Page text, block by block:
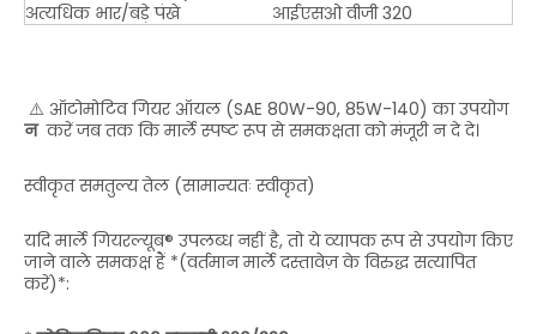
अत्यधिक भार/बड़े पंखे
आईएसओ वीजी 320
⚠️ ऑटोमोटिव गियर ऑयल (SAE 80W-90, 85W-140) का उपयोग
न करें जब तक कि मार्ले स्पष्ट रूप से समकक्षता को मंजूरी न दे दे।
स्वीकृत समतुल्य तेल (सामान्यतः स्वीकृत)
यदि मार्ले गियरल्यूब® उपलब्ध नहीं है, तो ये व्यापक रूप से उपयोग किए
जाने वाले समकक्ष हैं *(वर्तमान मार्ले दस्तावेज़ के विरुद्ध सत्यापित
करें)*: